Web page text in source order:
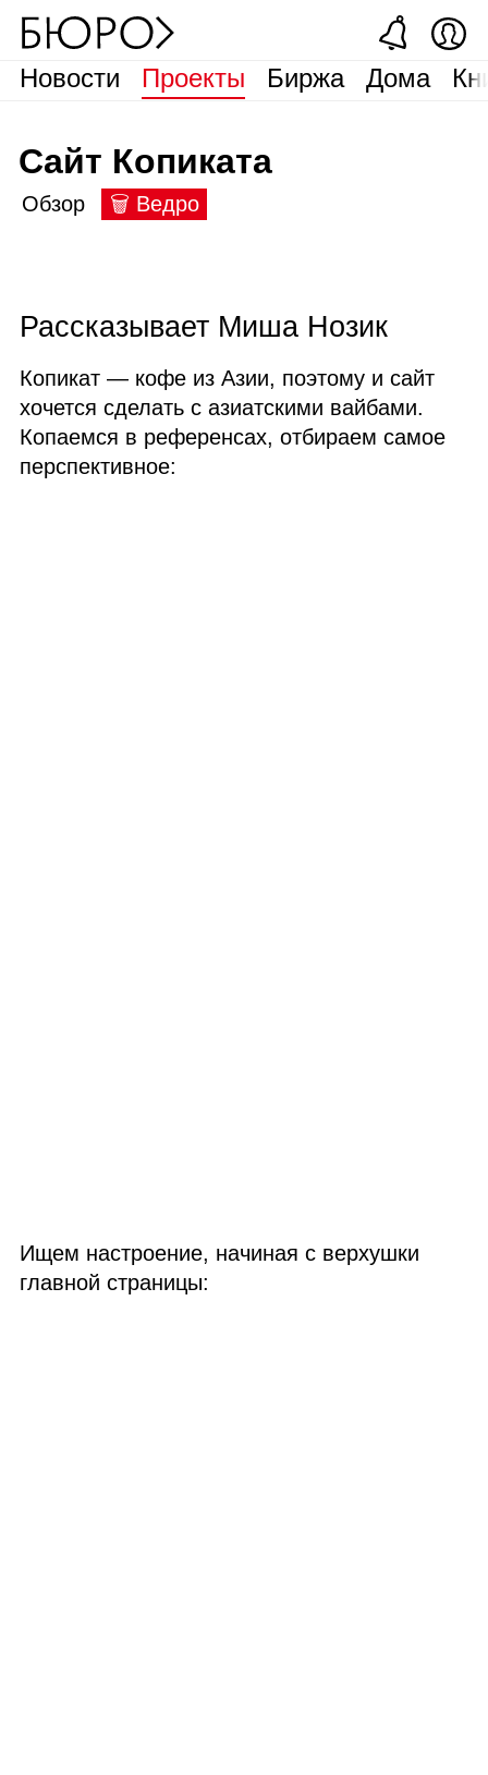
Новости Проекты Биржа Дома
Сайт Копиката
Обзор 🗑 Ведро
Рассказывает Миша Нозик
Копикат — кофе из Азии, поэтому и сайт
хочется сделать с азиатскими вайбами.
Копаемся в референсах, отбираем самое
перспективное:
Ищем настроение, начиная с верхушки
главной страницы: